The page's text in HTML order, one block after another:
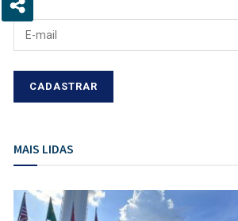
MAIS LIDAS